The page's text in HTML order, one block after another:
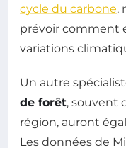
cycle du carbone,
prévoir comment
variations
Un autre
de forêt, souvent
région, auront
Les données de